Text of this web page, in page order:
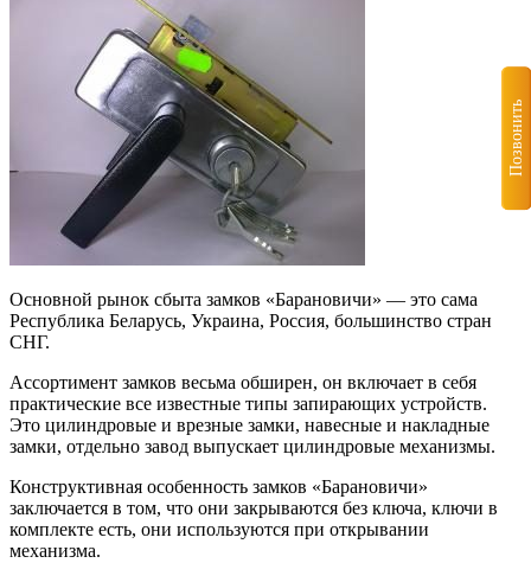
Основной рынок сбыта замков «Барановичи» — это сама
Республика Беларусь, Украина, Россия, большинство стран
СНГ.
Ассортимент замков весьма обширен, он включает в себя
практические все известные типы запирающих устройств.
Это цилиндровые и врезные замки, навесные и накладные
замки, отдельно завод выпускает цилиндровые механизмы.
Конструктивная особенность замков «Барановичи»
заключается в том, что они закрываются без ключа, ключи в
комплекте есть, они используются при открывании
механизма.
Позвонить